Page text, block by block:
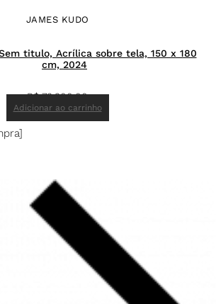
JAMES KUDO
titulo, Acrílica sobre tela, 150 x 180
cm, 2024
R$73.300,00
Adicionar ao carrinho